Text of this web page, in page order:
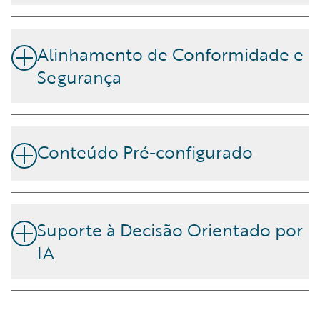
Expande capacidades ou faz atualizações sem a
Alinhamento de Conformidade e
Segurança
Cumpre SOC 2, ISO 27001, GDPR e outras normas
Conteúdo Pré-configurado
Acelera as implementações com modelos e fluxos de
Suporte à Decisão Orientado por
IA
Melhora a subscrição, sinistros e interações com